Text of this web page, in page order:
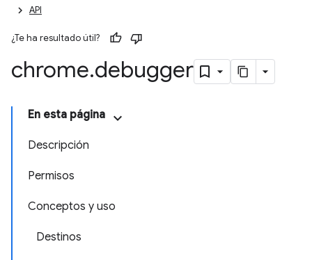
API
¿Te ha resultado útil?
chrome.debugger
En esta página
Descripción
Permisos
Conceptos y uso
Destinos